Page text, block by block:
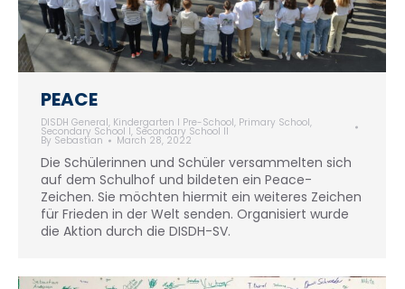
PEACE
DISDH General, Kindergarten I Pre-School, Primary School,
Secondary School I, Secondary School II
By Sebastian March 28, 2022
Die Schülerinnen und Schüler versammelten sich
auf dem Schulhof und bildeten ein Peace-
Zeichen. Sie möchten hiermit ein weiteres Zeichen
für Frieden in der Welt senden. Organisiert wurde
die Aktion durch die DISDH-SV.